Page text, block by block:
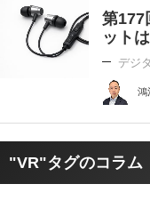
第177
ットは
デジ
鴻
"VR"タグのコラム